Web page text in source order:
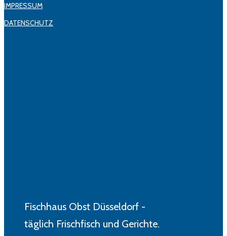
IMPRESSUM
DATENSCHUTZ
Fischhaus Obst Düsseldorf -
täglich Frischfisch und Gerichte.